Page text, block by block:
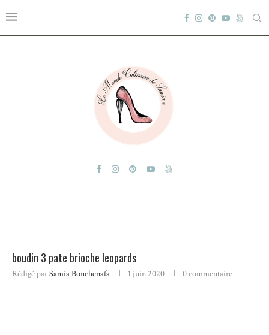
boudin 3 pate brioche leopards
Rédigé parSamia Bouchenafa 1 juin 2020 0 commentaire